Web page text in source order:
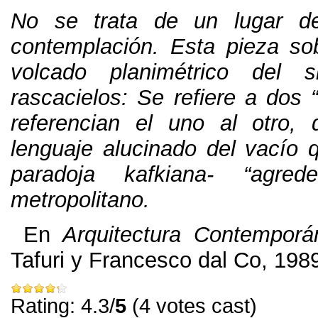
No se trata de un lugar
contemplación. Esta pieza
volcado planimétrico del
rascacielos: Se refiere a dos
referencian el uno al otro,
lenguaje alucinado del vacío
paradoja kafkiana-
metropolitano.
EnArquitectura
Tafuri y Francesco dal Co,
Rating: 4.3/5 (4 votes cast)